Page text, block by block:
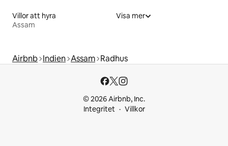
Villor att hyra
Assam
Visa mer
Airbnb Indien Assam Radhus
© 2026 Airbnb, Inc.
Integritet
Villkor